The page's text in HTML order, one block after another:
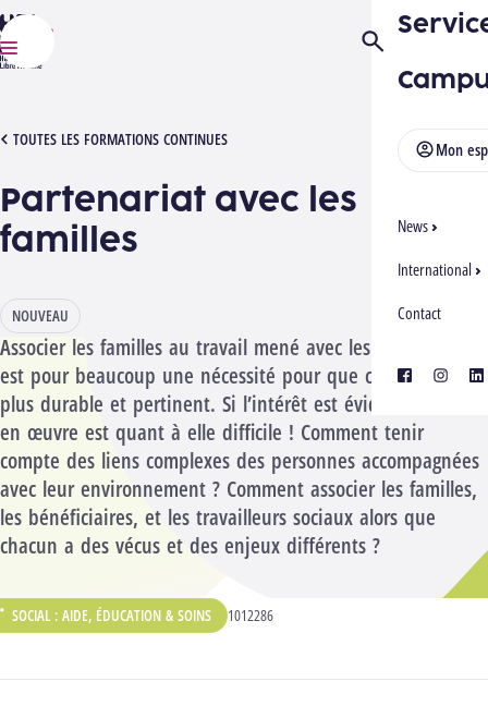
HELMo
Mon
News
International
Contact
facebook
Ouvrir/Fermer
TOUTES LES FORMATIONS CONTINUES
[1012286][2704] PARTENARIAT AVEC LES FAMILLES
Partenariat avec les
familles
NOUVEAU
Associer les familles au travail mené avec les bénéficiaires
est pour beaucoup une nécessité pour que celui-ci soit
plus durable et pertinent. Si l’intérêt est évident, la mise
en œuvre est quant à elle difficile ! Comment tenir
compte des liens complexes des personnes accompagnées
avec leur environnement ? Comment associer les familles,
les bénéficiaires, et les travailleurs sociaux alors que
chacun a des vécus et des enjeux différents ?
:
SOCIAL : AIDE, ÉDUCATION & SOINS CODE ANALYTIQUE :
1012286